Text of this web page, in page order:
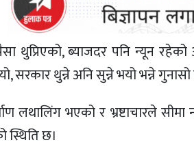
थुप्रिएको, ब्याजदर पनि न्यून
सरकार थुन्ने अनि सुन्ने भयो भन्ने
लथालिंग भएको र भ्रष्टाचारले
स्थिति छ।